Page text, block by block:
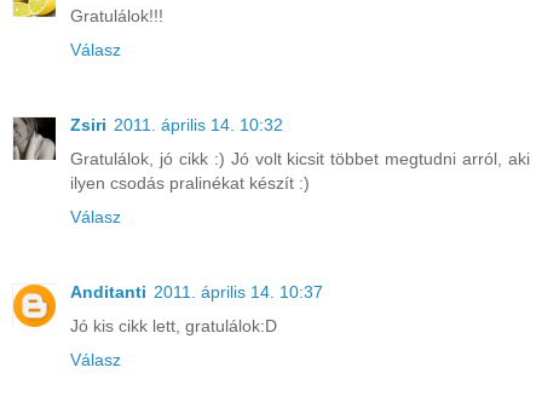
Gratulálok!!!
Válasz
Zsiri 2011. április 14. 10:32
Gratulálok, jó cikk :) Jó volt kicsit többet megtudni arról, aki
ilyen csodás pralinékat készít :)
Válasz
Anditanti 2011. április 14. 10:37
Jó kis cikk lett, gratulálok:D
Válasz